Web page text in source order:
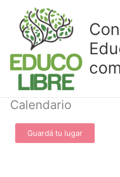
contenido
Calendario
Guardá tu lugar